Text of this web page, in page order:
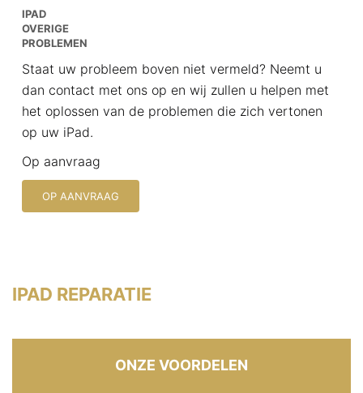
IPAD
OVERIGE
PROBLEMEN
Staat uw probleem boven niet vermeld? Neemt u
dan contact met ons op en wij zullen u helpen met
het oplossen van de problemen die zich vertonen
op uw iPad.
Op aanvraag
OP AANVRAAG
IPAD REPARATIE
ONZE VOORDELEN